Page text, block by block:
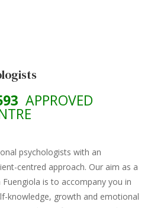
APPROVED
psychologists with an
centred approach. Our aim as a
is to accompany you in
knowledge, growth and emotional